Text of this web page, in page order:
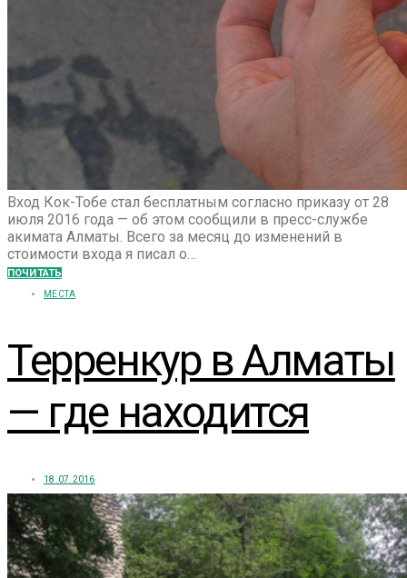
Вход Кок-Тобе стал бесплатным согласно приказу от 28
июля 2016 года — об этом сообщили в пресс-службе
акимата Алматы. Всего за месяц до изменений в
стоимости входа я писал о…
ПОЧИТАТЬ
МЕСТА
Терренкур в Алматы
— где находится
18.07.2016